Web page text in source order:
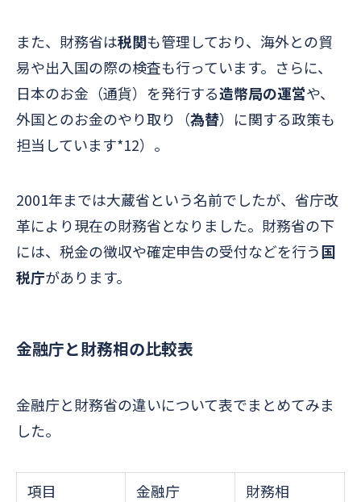
また、財務省は税関も管理しており、海外との貿
易や出入国の際の検査も行っています。さらに、
日本のお金（通貨）を発行する造幣局の運営や、
外国とのお金のやり取り（為替）に関する政策も
担当しています*12）。
2001年までは大蔵省という名前でしたが、省庁改
革により現在の財務省となりました。財務省の下
には、税金の徴収や確定申告の受付などを行う国
税庁があります。
金融庁と財務相の比較表
金融庁と財務省の違いについて表でまとめてみま
した。
項目 金融庁
財務相